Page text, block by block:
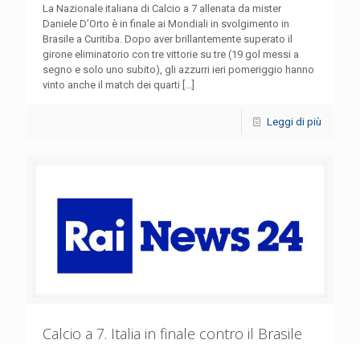
La Nazionale italiana di Calcio a 7 allenata da mister
Daniele D’Orto è in finale ai Mondiali in svolgimento in
Brasile a Curitiba. Dopo aver brillantemente superato il
girone eliminatorio con tre vittorie su tre (19 gol messi a
segno e solo uno subito), gli azzurri ieri pomeriggio hanno
vinto anche il match dei quarti [...]
Leggi di più
Calcio a 7. Italia in finale contro il Brasile